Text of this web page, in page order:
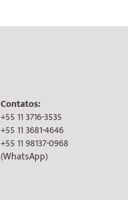
Contatos:
+55 11 3716-3535
+55 11 3681-4646
+55 11 98137-0968
(WhatsApp)